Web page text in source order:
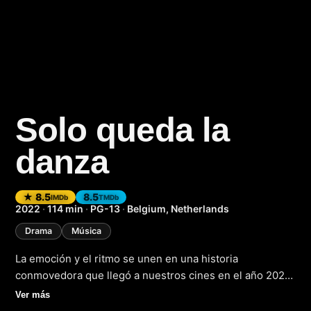
Solo queda la
danza(2022)
★ 8.5IMDb 8.5TMDb
2022 · 114 min · PG-13 · Belgium, Netherlands
Drama Música
La emoción y el ritmo se unen en una historia
conmovedora que llegó a nuestros cines en el año 2022.
En este filme, la melodía y la armonía se entrelazan con
Ver más